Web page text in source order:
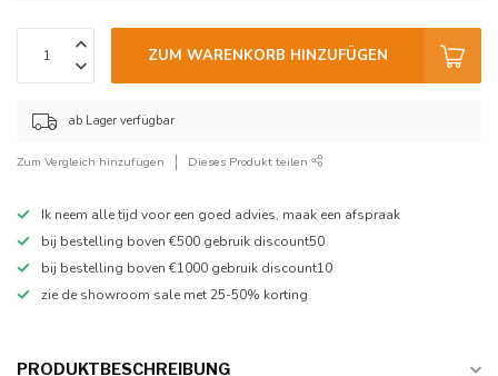
ZUM WARENKORB HINZUFÜGEN
ab Lager verfügbar
Zum Vergleich hinzufügen Dieses Produkt teilen
Ik neem alle tijd voor een goed advies, maak een afspraak
bij bestelling boven €500 gebruik discount50
bij bestelling boven €1000 gebruik discount10
zie de showroom sale met 25-50% korting
PRODUKTBESCHREIBUNG